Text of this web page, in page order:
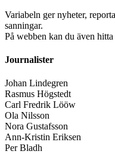
Variabeln ger nyheter,
sanningar.
På webben kan du även
Journalister
Johan Lindegren
Rasmus Högstedt
Carl Fredrik Lööw
Ola Nilsson
Nora Gustafsson
Ann-Kristin Eriksen
Per Bladh